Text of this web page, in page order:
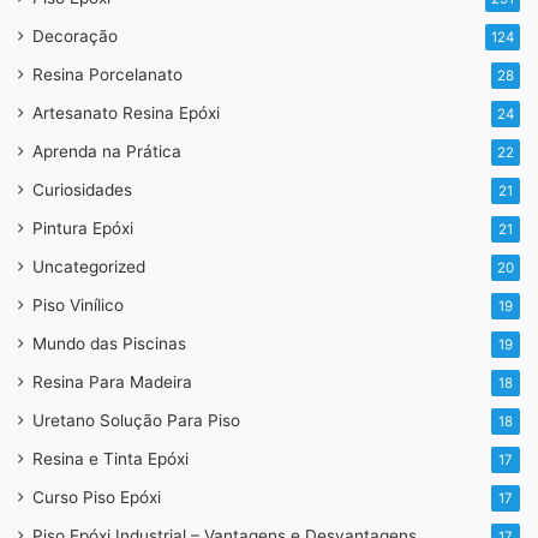
produtos agressivos e sendo suficiente o uso de
Pode ser aplicado sobre diversos tipos de
superfícies, como concreto, cerâmica ou madeira,
reduzindo a necessidade de remoção de pisos
antigos.
Decoração 124
Resina Porcelanato 28
Artesanato Resina Epóxi 24
Aprenda na Prática 22
Curiosidades 21
Pintura Epóxi 21
Uncategorized 20
Piso Vinílico 19
Mundo das Piscinas 19
Resina Para Madeira 18
Uretano Solução Para Piso 18
Resina e Tinta Epóxi 17
Curso Piso Epóxi 17